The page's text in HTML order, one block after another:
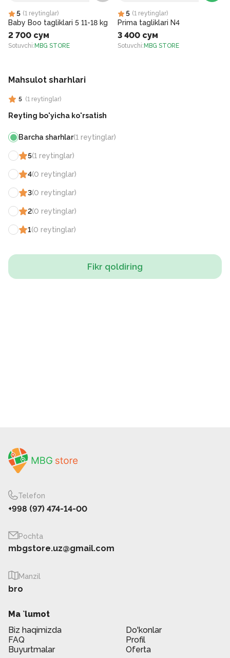
5 (1 reytinglar)
Baby Boo tagliklari 5 11-18 kg
2 700 сум
Sotuvchi: MBG STORE
5 (1 reytinglar)
Prima tagliklari N4
3 400 сум
Sotuvchi: MBG STORE
Mahsulot sharhlari
5 (1 reytinglar)
Reyting bo'yicha ko'rsatish
Barcha sharhlar(1 reytinglar)
5(1 reytinglar)
4(0 reytinglar)
3(0 reytinglar)
2(0 reytinglar)
1(0 reytinglar)
Fikr qoldiring
Telefon
+998 (97) 474-14-00
Pochta
mbgstore.uz@gmail.com
Manzil
bro
Ma `lumot
Biz haqimizda
Do'konlar
FAQ
Profil
Buyurtmalar
Oferta